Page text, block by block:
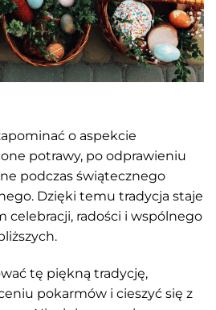
o aspekcie
potrawy, po odprawieniu
podczas świątecznego
Dzięki temu tradycja staje
celebracji, radości i wspólnego
tę piękną tradycję,
pokarmów i cieszyć się z